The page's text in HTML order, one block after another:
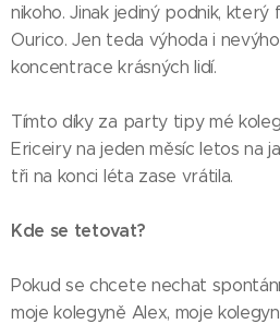
nikoho. Jinak jediný podnik,
Ourico. Jen teda výhoda i
koncentrace krásných lidí.
Tímto díky za party tipy mé
Ericeiry na jeden měsíc letos na
tři na konci léta zase vrátila.
Kde se tetovat?
Pokud se chcete nechat
moje kolegyně Alex, moje